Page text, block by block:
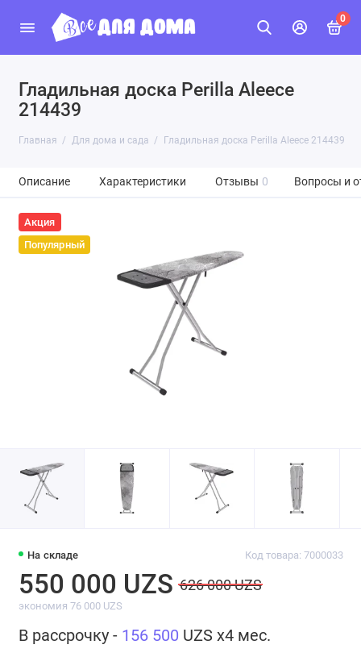
0
Гладильная доска Perilla Aleece
214439
Главная Для дома и сада Гладильная доска Perilla Aleece 214439
Описание Характеристики Отзывы 0 Вопросы и
Акция
Популярный
На складе Код товара: 7000033
550 000 UZS 626 000 UZS
экономия 76 000 UZS
В рассрочку - 156 500 UZS x4 мес.